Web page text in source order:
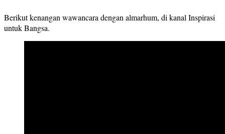
Berikut kenangan wawancara dengan almarhum, di kanal Inspirasi
untuk Bangsa.